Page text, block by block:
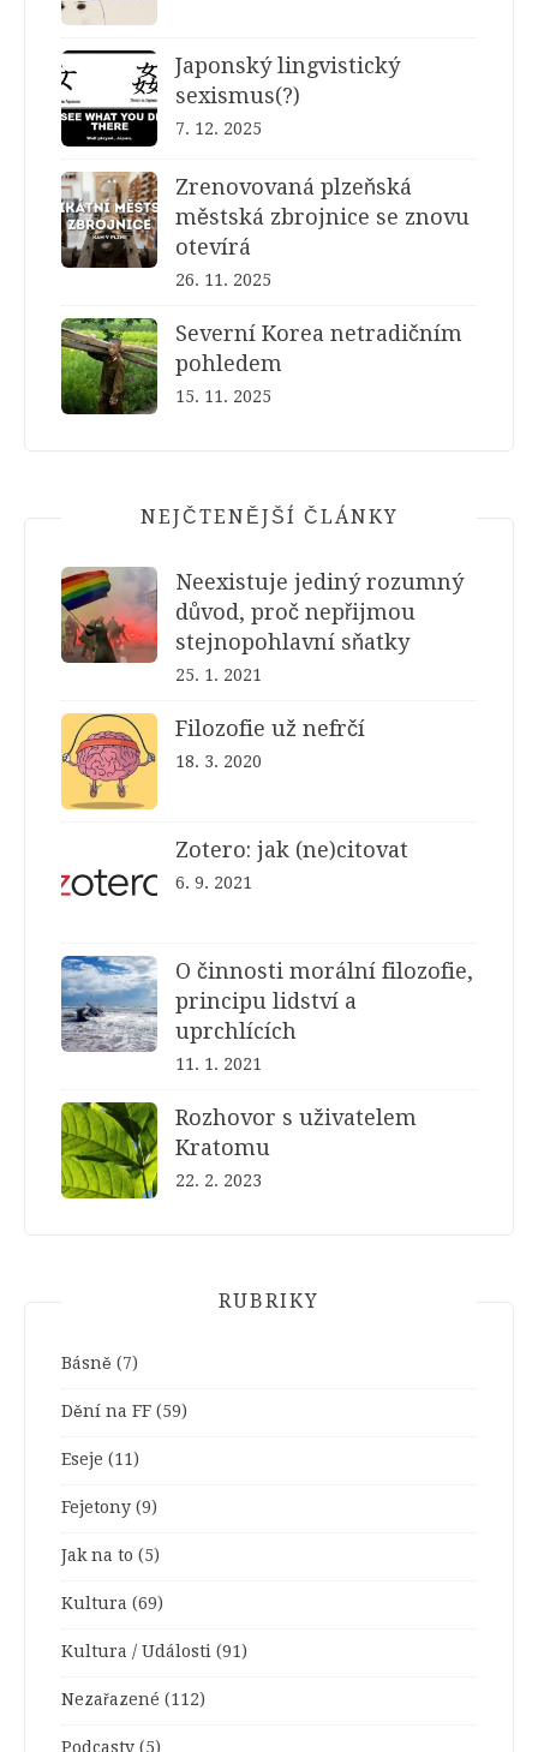
Japonský lingvistický
sexismus(?)
7. 12. 2025
Zrenovovaná plzeňská
městská zbrojnice se znovu
otevírá
26. 11. 2025
Severní Korea netradičním
pohledem
15. 11. 2025
NEJČTENĚJŠÍ ČLÁNKY
Neexistuje jediný rozumný
důvod, proč nepřijmou
stejnopohlavní sňatky
25. 1. 2021
Filozofie už nefrčí
18. 3. 2020
Zotero: jak (ne)citovat
6. 9. 2021
O činnosti morální filozofie,
principu lidství a
uprchlících
11. 1. 2021
Rozhovor s uživatelem
Kratomu
22. 2. 2023
RUBRIKY
Básně (7)
Dění na FF (59)
Eseje (11)
Fejetony (9)
Jak na to (5)
Kultura (69)
Kultura / Události (91)
Nezařazené (112)
Podcasty (5)